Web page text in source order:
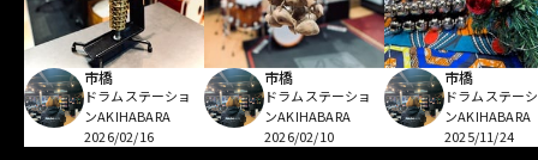
市橋
ドラムステーショ
ンAKIHABARA
2026/02/16
市橋
ドラムステーショ
ンAKIHABARA
2026/02/10
市橋
ドラムステー
ンAKIHABARA
2025/11/24